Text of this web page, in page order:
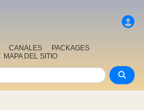
CANALES
PACKAGES
MAPA DEL SITIO